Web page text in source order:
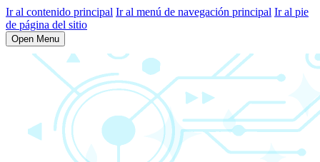
Ir al contenido principal Ir al menú de navegación principal Ir al pie
de página del sitio
Open Menu